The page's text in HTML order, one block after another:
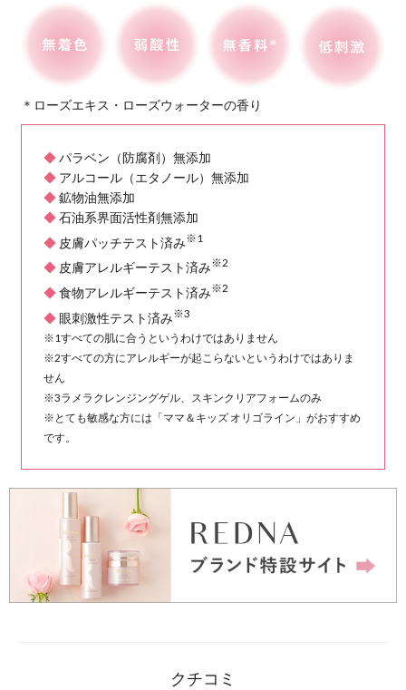
レドナ リッチラインで
細胞にはたらきかける独自の”
の力を高め、ふっくら弾む美
ライン」
イトライン」は、うるおいに
す。
クチコミ